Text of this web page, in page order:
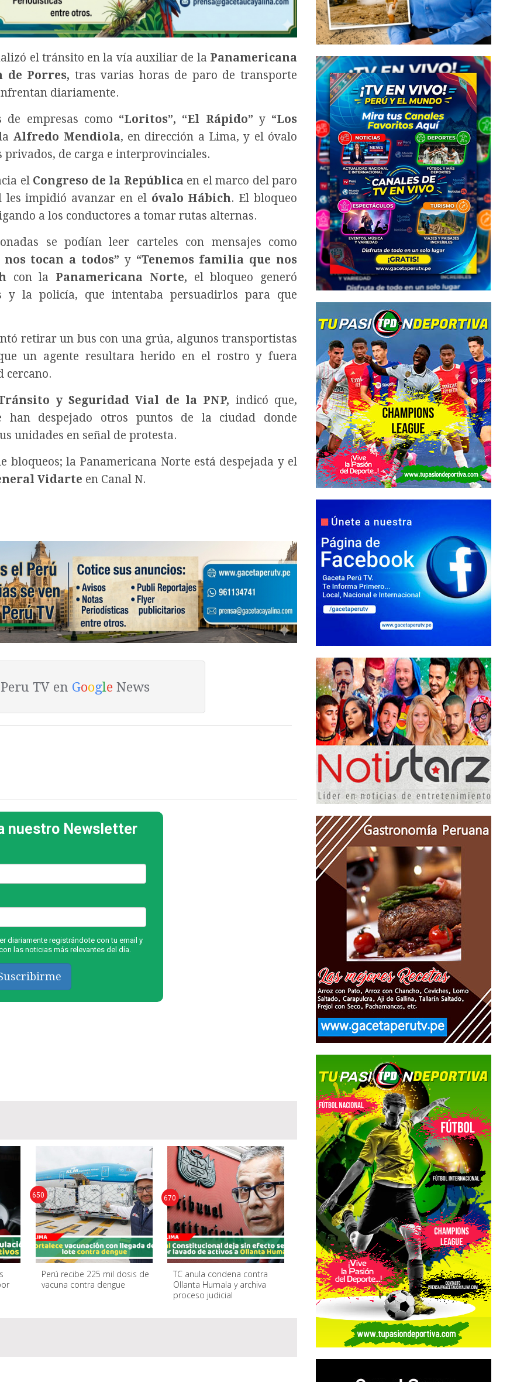
el tránsito en la vía auxiliar de la Panamericana
Porres, tras varias horas de paro de transporte
diariamente.
empresas como “Loritos”, “El Rápido” y “Los
Alfredo Mendiola, en dirección a Lima, y el óvalo
de carga e interprovinciales.
el Congreso de la Repúblicaen el marco del paro
les impidió avanzar en el óvalo Hábich. El bloqueo
a los conductores a tomar rutas alternas.
se podían leer carteles con mensajes como
tocan a todos” y “Tenemos familia que nos
con la Panamericana Norte, el bloqueo generó
y la policía, que intentaba persuadirlos para que
retirar un bus con una grúa, algunos transportistas
un agente resultara herido en el rostro y fuera
cercano.
y Seguridad Vial de la PNP, indicó que,
han despejado otros puntos de la ciudad donde
unidades en señal de protesta.
bloqueos; la Panamericana Norte está despejada y el
Vidarte en Canal N.
TV en GoogleNews
nuestro Newsletter
diariamente registrándote con tu email y
las noticias más relevantes del día.
Perú recibe 225 mil dosis de
vacuna contra dengue
650
TC anula condena contra
Ollanta Humala y archiva
proceso judicial
670